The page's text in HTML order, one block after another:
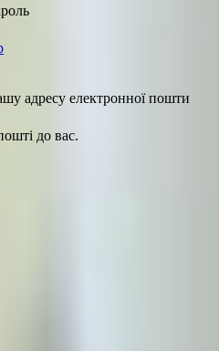
адресу електронної пошти
до вас.